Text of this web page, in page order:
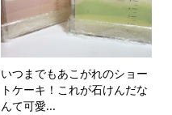
いつまでもあこがれのショー
トケーキ！これが石けんだな
んて可愛...